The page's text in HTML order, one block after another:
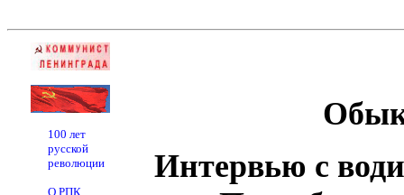
100 лет
русской
революции
О РПК
Интервью с